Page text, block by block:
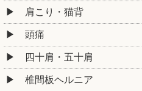
肩こり・猫背
頭痛
四十肩・五十肩
椎間板ヘルニア